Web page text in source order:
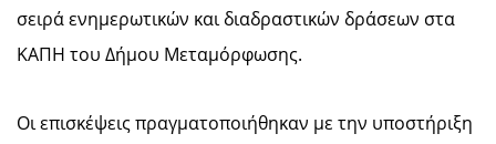
σειρά ενημερωτικών και διαδραστικών δράσεων στα
ΚΑΠΗ του Δήμου Μεταμόρφωσης.
Οι επισκέψεις πραγματοποιήθηκαν με την υποστήριξη